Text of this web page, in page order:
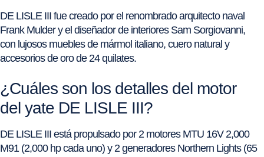
DE LISLE III fue creado por el renombrado arquitecto naval
Frank Mulder y el diseñador de interiores Sam Sorgiovanni,
con lujosos muebles de mármol italiano, cuero natural y
accesorios de oro de 24 quilates.
¿Cuáles son los detalles del motor
del yate DE LISLE III?
DE LISLE III está propulsado por 2 motores MTU 16V 2,000
M91 (2,000 hp cada uno) y 2 generadores Northern Lights (65